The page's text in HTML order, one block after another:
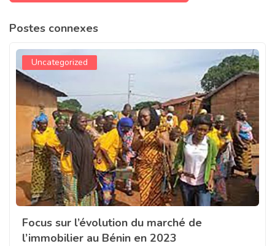
Postes connexes
Uncategorized
Focus sur l’évolution du marché de
l’immobilier au Bénin en 2023